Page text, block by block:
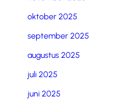
oktober 2025
september 2025
augustus 2025
juli 2025
juni 2025